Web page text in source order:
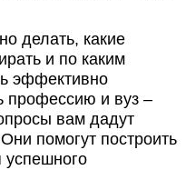
делать, какие
и по каким
эффективно
профессию и вуз –
вам дадут
помогут построить
успешного